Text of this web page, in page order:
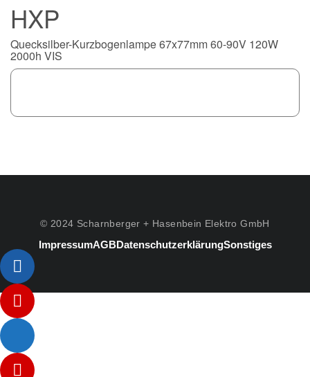
HXP
Quecksilber-Kurzbogenlampe 67x77mm 60-90V 120W
2000h VIS
© 2024 Scharnberger + Hasenbein Elektro GmbH
ImpressumAGBDatenschutzerklärungSonstiges
Listenelement #1
Listenelement